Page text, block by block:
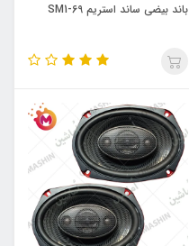
باند بیضی ساند استریم SM1-69